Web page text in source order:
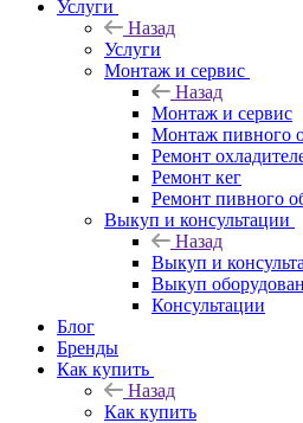
Услуги
Назад
Услуги
Монтаж и сервис
Назад
Монтаж и сервис
Монтаж пивного
Ремонт
Ремонт кег
Ремонт пивного
Выкуп и консультации
Назад
Выкуп и
Выкуп
Консультации
Блог
Бренды
Как купить
Назад
Как купить